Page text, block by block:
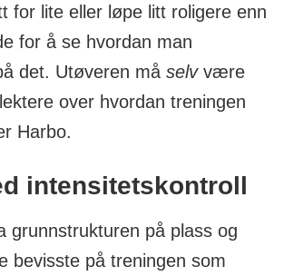
for lite eller løpe litt roligere enn
for å se hvordan man
det. Utøveren må selvvære
over hvordan treningen
Harbo.
intensitetskontroll
grunnstrukturen på plass og
bevisste på treningen som